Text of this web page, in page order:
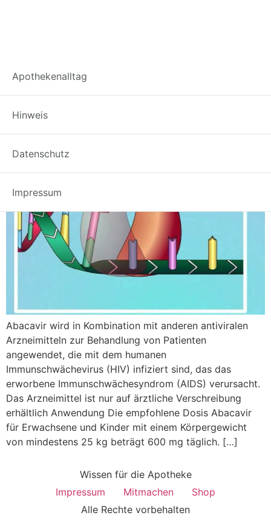
Apothekenalltag
Hinweis
Datenschutz
Impressum
Schlagwort:
Abacavir – Kurzprofil
Abacavir wird in Kombination mit anderen antiviralen
Arzneimitteln zur Behandlung von Patienten
angewendet, die mit dem humanen
Immunschwächevirus (HIV) infiziert sind, das das
erworbene Immunschwächesyndrom (AIDS) verursacht.
Das Arzneimittel ist nur auf ärztliche Verschreibung
erhältlich Anwendung Die empfohlene Dosis Abacavir
für Erwachsene und Kinder mit einem Körpergewicht
von mindestens 25 kg beträgt 600 mg täglich. […]
Wissen für die Apotheke
Impressum
Mitmachen
Shop
Alle Rechte vorbehalten